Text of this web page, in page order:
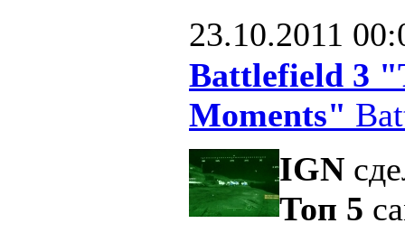
23.10.2011
Battlefield 3
Moments"
IGN
Топ 5